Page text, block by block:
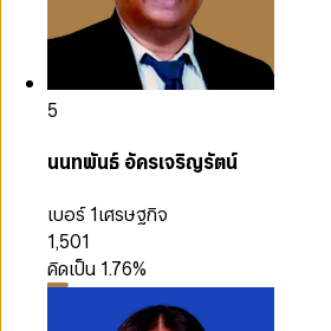
5
นนทพันธ์ อัครเจริญรัตน์
เบอร์ 1เศรษฐกิจ
1,501
คิดเป็น 1.76%